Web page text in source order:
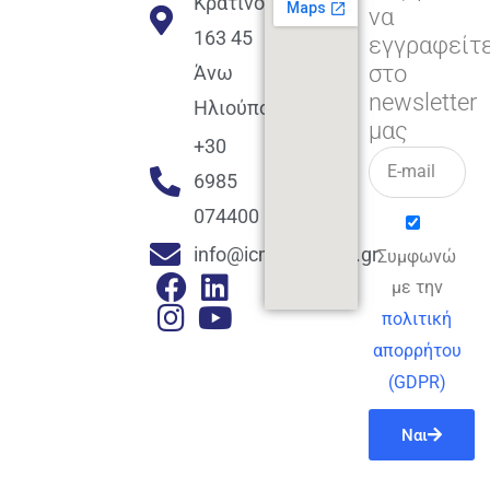
163 45
Άνω
Ηλιούπολη
+30
6985
074400
info@icmacademy.gr
να
στο
newsletter
μας
Συμφωνώ
με την
πολιτική
απορρήτου
(GDPR)
Ναι